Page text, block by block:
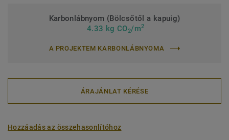
Karbonlábnyom (Bölcsőtől a kapuig)
4.33 kg CO2/m2
A PROJEKTEM KARBONLÁBNYOMA
ÁRAJÁNLAT KÉRÉSE
Hozzáadás az összehasonlítóhoz